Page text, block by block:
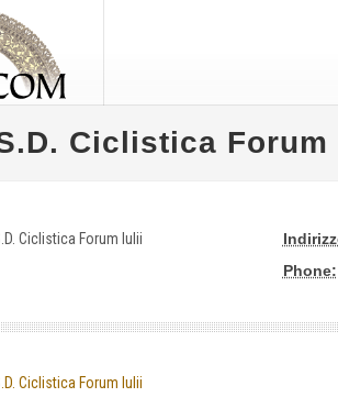
Ciclistica Forum
Phone: